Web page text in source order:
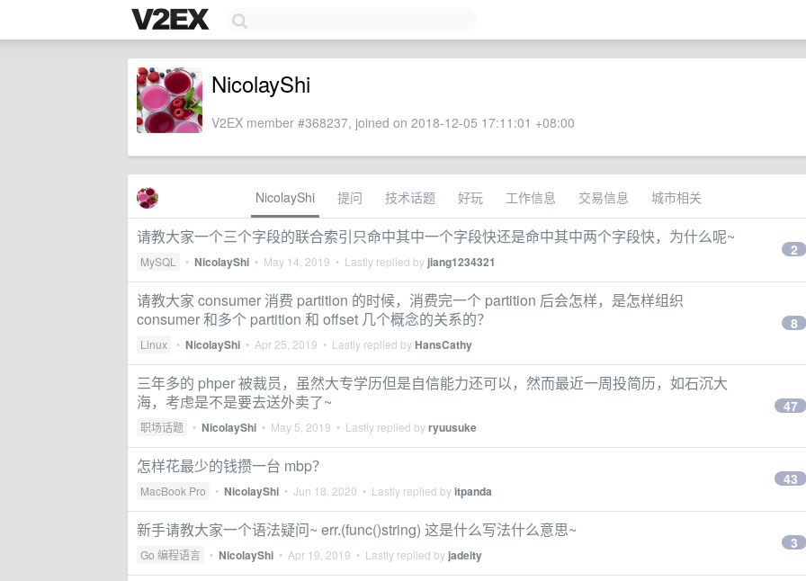
NicolayShi
V2EX member #368237, joined on 2018-12-05 17:11:01 +08:00
NicolayShi 提问 技术话题 好玩 工作信息 交易信息 城市相关
请教大家一个三个字段的联合索引只命中其中一个字段快还是命中其中两个字段快，为什么呢~
MySQL • NicolayShi • May 14, 2019 • Lastly replied by jiang1234321
2
请教大家 consumer 消费 partition 的时候，消费完一个 partition 后会怎样，是怎样组织
consumer 和多个 partition 和 offset 几个概念的关系的？
Linux • NicolayShi • Apr 25, 2019 • Lastly replied byHansCathy
8
三年多的 phper 被裁员，虽然大专学历但是自信能力还可以，然而最近一周投简历，如石沉大
海，考虑是不是要去送外卖了~
职场话题 • NicolayShi • May 5, 2019 • Lastly replied byryuusuke
47
怎样花最少的钱攒一台 mbp？
MacBook Pro • NicolayShi • Jun 18, 2020 • Lastly replied byitpanda
43
新手请教大家一个语法疑问~ err.(func()string) 这是什么写法什么意思~
Go 编程语言 • NicolayShi • Apr 19, 2019 • Lastly replied by jadeity
3